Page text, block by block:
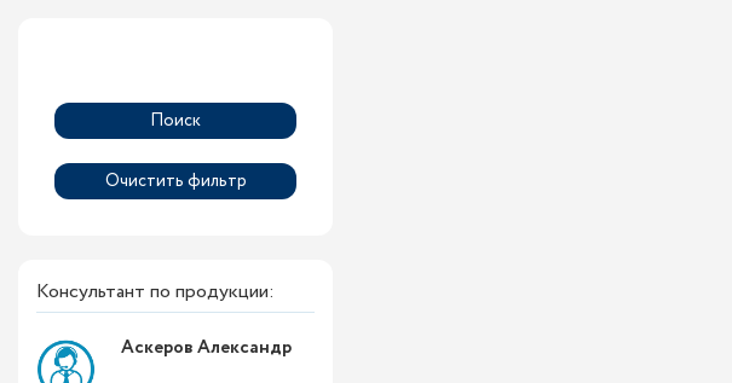
Консультант по продукции:
Аскеров Александр